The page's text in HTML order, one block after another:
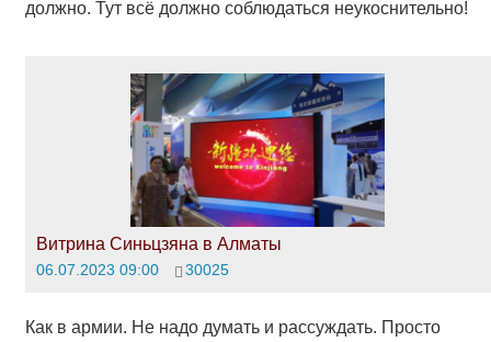
должно. Тут всё должно соблюдаться неукоснительно!
Витрина Синьцзяна в Алматы
06.07.2023 09:00 30025
Как в армии. Не надо думать и рассуждать. Просто